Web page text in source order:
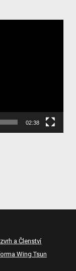
02:38
a Členství
Wing Tsun